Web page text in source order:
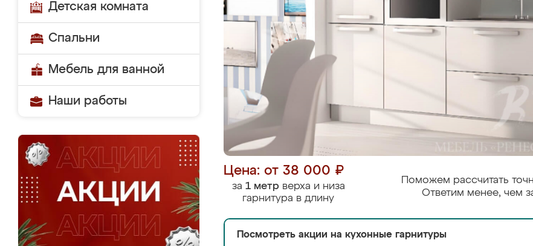
Детская комната
Спальни
Мебель для ванной
Наши работы
Цена: от 38 000 ₽
за 1 метрверха и низа
гарнитура в длину
Поможем рассчитать
Ответим менее, чем
Посмотреть акции на кухонные гарнитуры